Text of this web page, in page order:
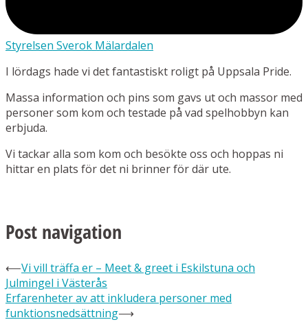
Styrelsen Sverok Mälardalen
I lördags hade vi det fantastiskt roligt på Uppsala Pride.
Massa information och pins som gavs ut och massor med
personer som kom och testade på vad spelhobbyn kan
erbjuda.
Vi tackar alla som kom och besökte oss och hoppas ni
hittar en plats för det ni brinner för där ute.
Post navigation
⟵Vi vill träffa er – Meet & greet i Eskilstuna och
Julmingel i Västerås
Erfarenheter av att inkludera personer med
funktionsnedsättning⟶